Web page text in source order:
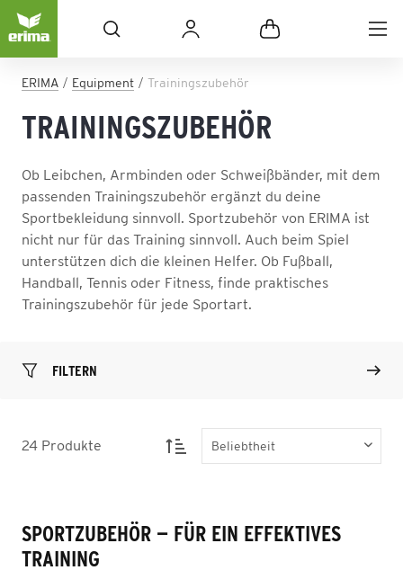
ERIMA Equipment Trainingszubehör
TRAININGSZUBEHÖR
Ob Leibchen, Armbinden oder Schweißbänder, mit dem
passenden Trainingszubehör ergänzt du deine
Sportbekleidung sinnvoll. Sportzubehör von ERIMA ist
nicht nur für das Training sinnvoll. Auch beim Spiel
unterstützen dich die kleinen Helfer. Ob Fußball,
Handball, Tennis oder Fitness, finde praktisches
Trainingszubehör für jede Sportart.
FILTERN
24 Produkte
SPORTZUBEHÖR — FÜR EIN EFFEKTIVES
TRAINING